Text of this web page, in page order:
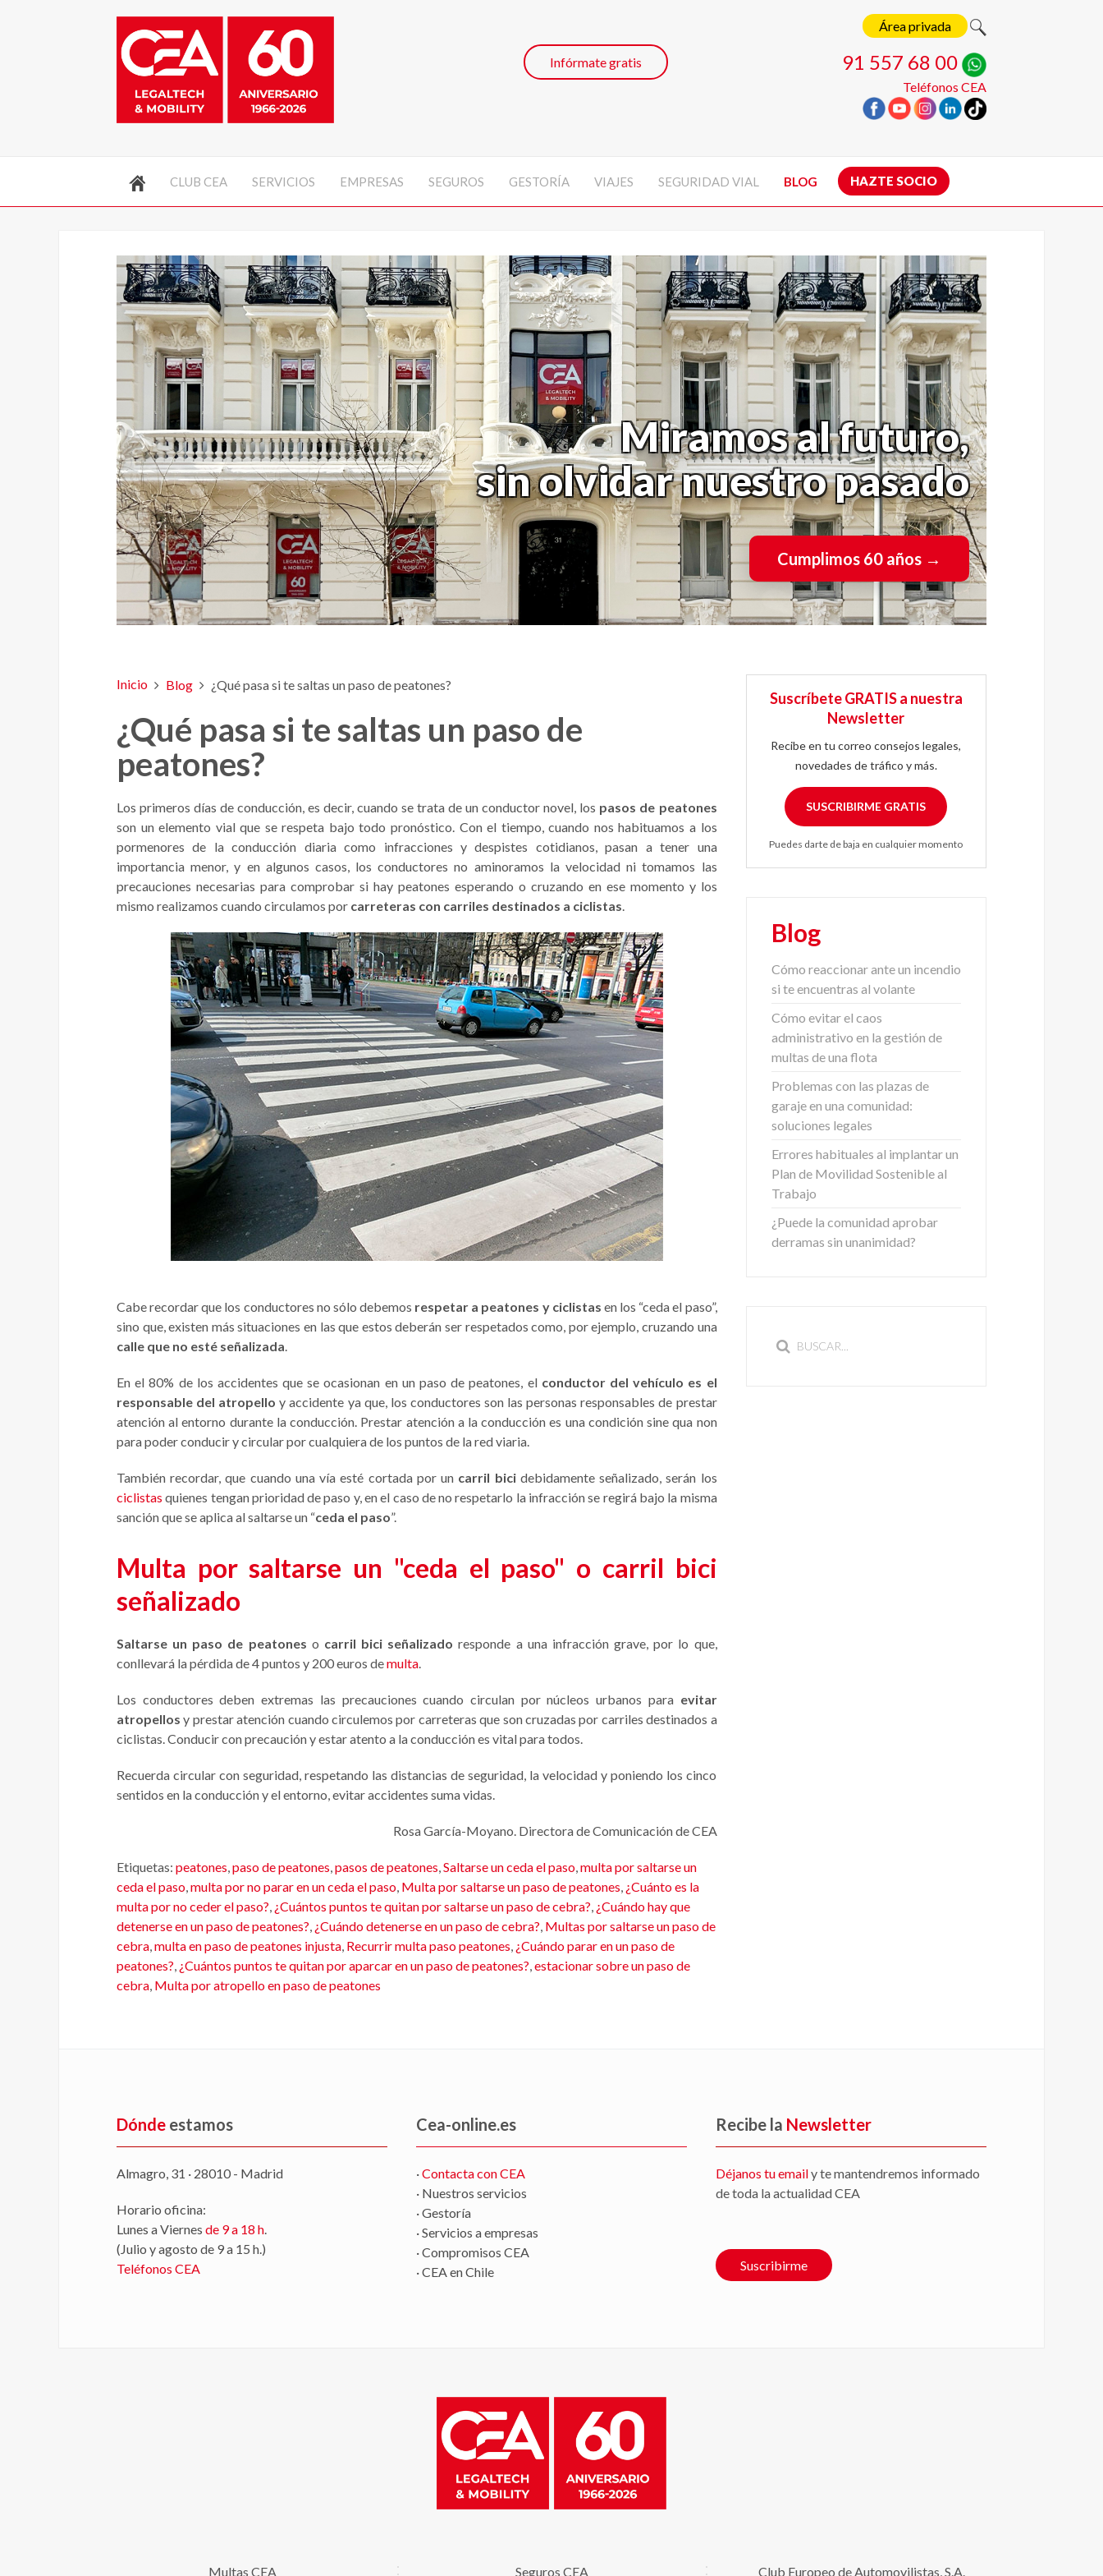
Área privada
91 557 68 00
Teléfonos CEA
Infórmate gratis
CLUB CEA SERVICIOS EMPRESAS SEGUROS GESTORÍA VIAJES SEGURIDAD VIAL BLOG HAZTE SOCIO
Miramos al futuro,
sin olvidar nuestro pasado
Cumplimos 60 años →
Inicio Blog ¿Qué pasa si te saltas un paso de peatones?
¿Qué pasa si te saltas un paso de
peatones?
Los primeros días de conducción, es decir, cuando se trata de un conductor novel, los pasos de peatones
son un elemento vial que se respeta bajo todo pronóstico. Con el tiempo, cuando nos habituamos a los
pormenores de la conducción diaria como infracciones y despistes cotidianos, pasan a tener una
importancia menor, y en algunos casos, los conductores no aminoramos la velocidad ni tomamos las
precauciones necesarias para comprobar si hay peatones esperando o cruzando en ese momento y los
mismo realizamos cuando circulamos por carreteras con carriles destinados a ciclistas.
Cabe recordar que los conductores no sólo debemos respetar a peatones y ciclistas en los “ceda el paso”,
sino que, existen más situaciones en las que estos deberán ser respetados como, por ejemplo, cruzando una
calle que no esté señalizada.
En el 80% de los accidentes que se ocasionan en un paso de peatones, el conductor del vehículo es el
responsable del atropello y accidente ya que, los conductores son las personas responsables de prestar
atención al entorno durante la conducción. Prestar atención a la conducción es una condición sine qua non
para poder conducir y circular por cualquiera de los puntos de la red viaria.
También recordar, que cuando una vía esté cortada por un carril bicidebidamente señalizado, serán los
ciclistasquienes tengan prioridad de paso y, en el caso de no respetarlo la infracción se regirá bajo la misma
sanción que se aplica al saltarse un “ceda el paso”.
Multa por saltarse un "ceda el paso" o carril bici
señalizado
Saltarse un paso de peatones o carril bici señalizado responde a una infracción grave, por lo que,
conllevará la pérdida de 4 puntos y 200 euros demulta.
Los conductores deben extremas las precauciones cuando circulan por núcleos urbanos para evitar
atropellos y prestar atención cuando circulemos por carreteras que son cruzadas por carriles destinados a
ciclistas. Conducir con precaución y estar atento a la conducción es vital para todos.
Recuerda circular con seguridad, respetando las distancias de seguridad, la velocidad y poniendo los cinco
sentidos en la conducción y el entorno, evitar accidentes suma vidas.
Rosa García-Moyano. Directora de Comunicación de CEA
Etiquetas: peatones,paso de peatones,pasos de peatones,Saltarse un ceda el paso,multa por saltarse un
ceda el paso,multa por no parar en un ceda el paso, Multa por saltarse un paso de peatones, ¿Cuánto es la
multa por no ceder el paso?, ¿Cuántos puntos te quitan por saltarse un paso de cebra?, ¿Cuándo hay que
detenerse en un paso de peatones?, ¿Cuándo detenerse en un paso de cebra?, Multas por saltarse un paso de
cebra,multa en paso de peatones injusta, Recurrir multa paso peatones, ¿Cuándo parar en un paso de
peatones?, ¿Cuántos puntos te quitan por aparcar en un paso de peatones?,estacionar sobre un paso de
cebra, Multa por atropello en paso de peatones
Suscríbete GRATIS a nuestra
Newsletter
Recibe en tu correo consejos legales,
novedades de tráfico y más.
SUSCRIBIRME GRATIS
Puedes darte de baja en cualquier momento
Blog
Cómo reaccionar ante un incendio
si te encuentras al volante
Cómo evitar el caos
administrativo en la gestión de
multas de una flota
Problemas con las plazas de
garaje en una comunidad:
soluciones legales
Errores habituales al implantar un
Plan de Movilidad Sostenible al
Trabajo
¿Puede la comunidad aprobar
derramas sin unanimidad?
Dónde estamos
Almagro, 31 · 28010 - Madrid
Horario oficina:
Lunes a Viernes de 9 a 18 h.
(Julio y agosto de 9 a 15 h.)
Teléfonos CEA
Cea-online.es
·Contacta con CEA
· Nuestros servicios
· Gestoría
· Servicios a empresas
· Compromisos CEA
· CEA en Chile
Recibe la Newsletter
Déjanos tu emaily te mantendremos informado
de toda la actualidad CEA
Suscribirme
Multas CEA Seguros CEA Club Europeo de Automovilistas, S.A.